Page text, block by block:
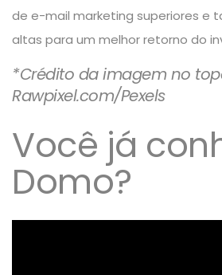
de e-mail marketing superiores e
altas para um melhor retorno do
*Crédito da imagem no
Rawpixel.com/Pexels
Você já
Domo?